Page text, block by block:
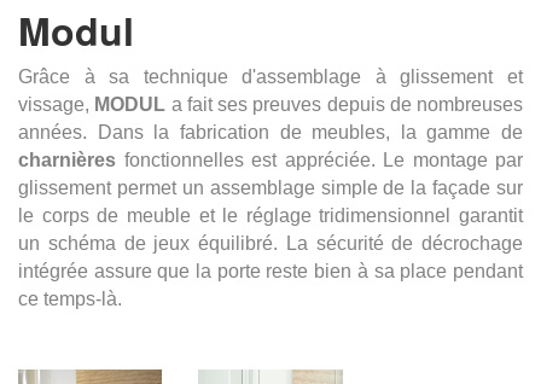
Modul
Grâce à sa technique d'assemblage à glissement et
vissage, MODUL a fait ses preuves depuis de nombreuses
années. Dans la fabrication de meubles, la gamme de
charnières fonctionnelles est appréciée. Le montage par
glissement permet un assemblage simple de la façade sur
le corps de meuble et le réglage tridimensionnel garantit
un schéma de jeux équilibré. La sécurité de décrochage
intégrée assure que la porte reste bien à sa place pendant
ce temps-là.